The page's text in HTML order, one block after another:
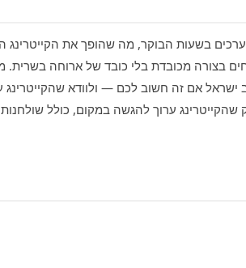
בשעות הבוקר, מה שהופך את הקייטרינג
בצורה מכובדת בלי כובד של ארוחה בשרית.
אם זה חשוב לכם — ולוודא שהקייטרינג
ערוך להגשה במקום, כולל